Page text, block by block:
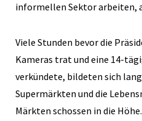
informellen Sektor arbeiten,
Viele Stunden bevor die
Kameras trat und eine 14-
verkündete, bildeten sich
Supermärkten und die
Märkten schossen in die